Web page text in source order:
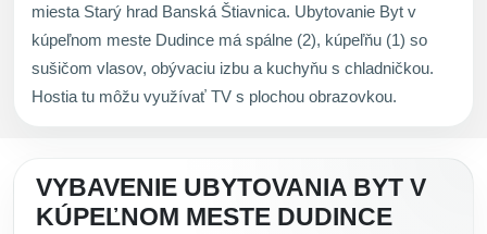
miesta Starý hrad Banská Štiavnica. Ubytovanie Byt v
kúpeľnom meste Dudince má spálne (2), kúpeľňu (1) so
sušičom vlasov, obývaciu izbu a kuchyňu s chladničkou.
Hostia tu môžu využívať TV s plochou obrazovkou.
VYBAVENIE UBYTOVANIA BYT V
KÚPEĽNOM MESTE DUDINCE